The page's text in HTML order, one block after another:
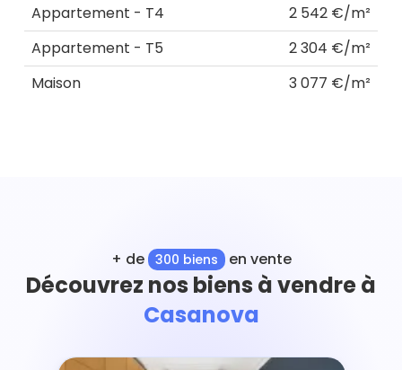
Appartement - T4
2 542 €/m²
Appartement - T5
2 304 €/m²
Maison
3 077 €/m²
+ de 300 biens en vente
Découvrez nos biens à vendre à
Casanova